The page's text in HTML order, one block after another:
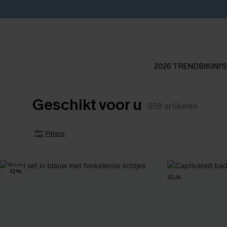
2026 TRENDBIKINI'S
Geschikt voor u 558 artikelen
Filters
-12%